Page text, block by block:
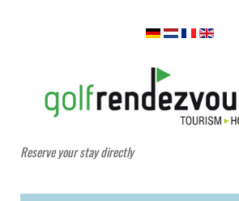
Reserve your stay directly